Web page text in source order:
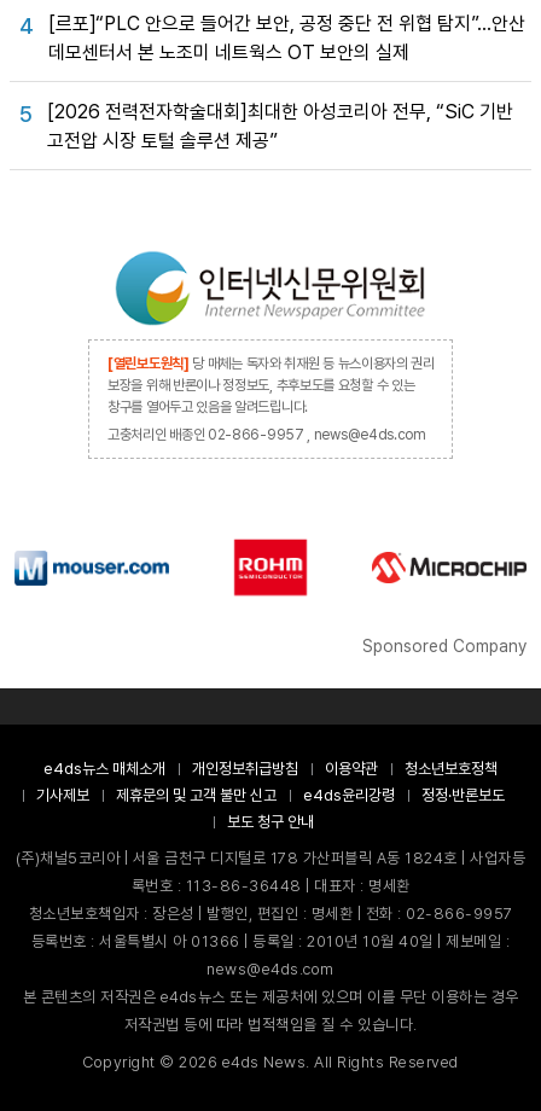
4
[르포]“PLC 안으로 들어간 보안, 공정 중단 전 위협 탐지”…안산
데모센터서 본 노조미 네트웍스 OT 보안의 실제
5
[2026 전력전자학술대회]최대한 아성코리아 전무, “SiC 기반
고전압 시장 토털 솔루션 제공”
[열린보도원칙] 당 매체는 독자와 취재원 등 뉴스이용자의 권리
보장을 위해 반론이나 정정보도, 추후보도를 요청할 수 있는
창구를 열어두고 있음을 알려드립니다.
고충처리인 배종인 02-866-9957 , news@e4ds.com
Sponsored Company
e4ds뉴스 매체소개 개인정보취급방침 이용약관
청소년보호정책
기사제보
제휴문의 및 고객 불만 신고 e4ds윤리강령
정정·반론보도
보도 청구 안내
(주)채널5코리아 | 서울 금천구 디지털로 178 가산퍼블릭 A동 1824호 | 사업자등
록번호 : 113-86-36448 | 대표자 : 명세환
청소년보호책임자 : 장은성 | 발행인, 편집인 : 명세환 | 전화 : 02-866-9957
등록번호 : 서울특별시 아 01366 | 등록일 : 2010년 10월 40일 | 제보메일 :
news@e4ds.com
본 콘텐츠의 저작권은 e4ds뉴스 또는 제공처에 있으며 이를 무단 이용하는 경우
저작권법 등에 따라 법적책임을 질 수 있습니다.
Copyright ©2026 e4ds News. All Rights Reserved